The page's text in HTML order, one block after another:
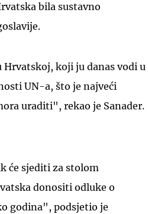
bila sustavno
koji ju danas vodi u
UN-a, što je najveći
uraditi", rekao je Sanader.
će sjediti za stolom
donositi odluke o
godina", podsjetio je